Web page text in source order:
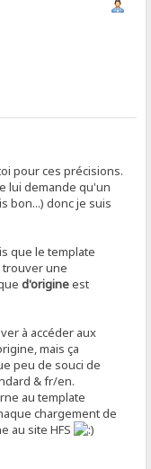
pour ces précisions.
lui demande qu'un
bon...) donc je suis
que le template
trouver une
d'origineest
à accéder aux
mais ça
peu de souci de
& fr/en.
au template
chargement de
au site HFS